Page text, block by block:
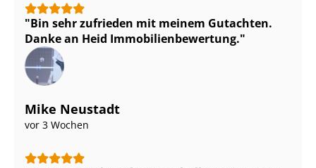
Bin sehr zufrieden mit meinem Gutachten.
Danke an Heid Im­mo­bi­li­en­be­wer­tung.
Mike Neustadt
vor 3 Wochen